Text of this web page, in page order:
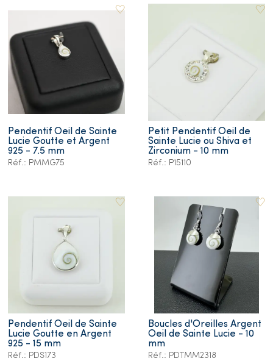
Pendentif Oeil de Sainte
Lucie Goutte et Argent
925 - 7.5 mm
Réf.: PMMG75
Petit Pendentif Oeil de
Sainte Lucie ou Shiva et
Zirconium - 10 mm
Réf.: P15110
Pendentif Oeil de Sainte
Lucie Goutte en Argent
925 - 15 mm
Réf.: PDS173
Boucles d'Oreilles Argent
Oeil de Sainte Lucie - 10
mm
Réf.: PDTMM2318